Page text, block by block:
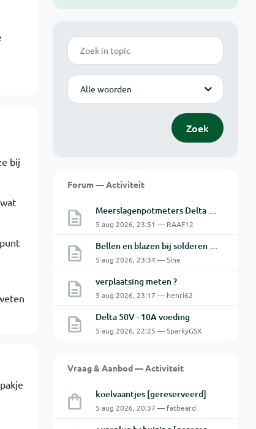
Zoek
Modus
Zoek
Forum — Activiteit
Meerslagenpotmeters Delta SM45-70D
5 aug 2026, 23:51 — RAAF12
Bellen en blazen bij solderen van Chinese PCBs
5 aug 2026, 23:34 — Sine
verplaatsing meten ?
5 aug 2026, 23:17 — henri62
Delta 50V - 10A voeding
5 aug 2026, 22:25 — SparkyGSX
Vraag & Aanbod — Activiteit
koelvaantjes [gereserveerd]
5 aug 2026, 20:37 — fatbeard
bij